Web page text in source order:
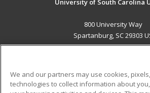
University of South Carolina
800 University Way
Spartanburg, SC 29303
We and our partners may use cookies,
technologies to collect information about